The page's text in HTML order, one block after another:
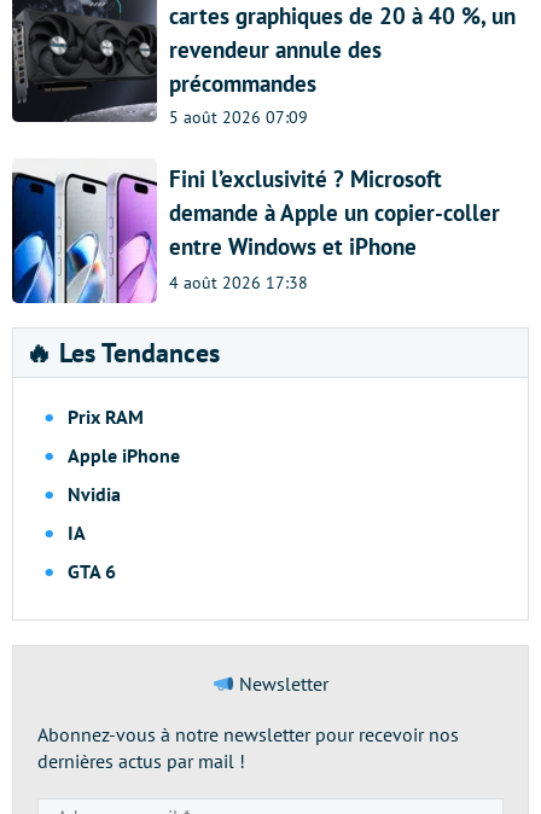
cartes graphiques de 20 à 40 %, un
revendeur annule des
précommandes
5 août 2026 07:09
Fini l’exclusivité ? Microsoft
demande à Apple un copier-coller
entre Windows et iPhone
4 août 2026 17:38
🔥 Les Tendances
Prix RAM
Apple iPhone
Nvidia
IA
GTA 6
Newsletter
Abonnez-vous à notre newsletter pour recevoir nos
dernières actus par mail !